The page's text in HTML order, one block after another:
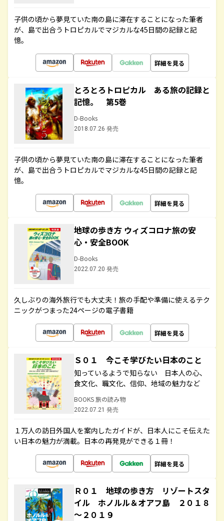
子供の頃から夢見ていた南の島に滞在することになった筆者
が、島で出合うトロピカルでマジカルな45日間の記録と記
憶。
詳細を見る
とろとろトロピカル ある旅の記録と
記憶。 第5巻
D-Books
2018.07.26 発売
子供の頃から夢見ていた南の島に滞在することになった筆者
が、島で出合うトロピカルでマジカルな45日間の記録と記
憶。
詳細を見る
地球の歩き方 ウィズコロナ旅の安
心・安全BOOK
D-Books
2022.07.20 発売
久しぶりの海外旅行でも大丈夫！旅の手配や準備に使えるテク
ニックがつまった24ページの電子書籍
詳細を見る
Ｓ０１ 今こそ学びたい日本のこと
知っているようで知らない 日本人の心、
食文化、職文化、信仰、地域の魅力など
BOOKS 旅の読み物
2022.07.21 発売
１万人の訪日外国人を案内したガイドが、日本人にこそ伝えた
い日本の魅力が満載。日本の再発見ができる１冊！
詳細を見る
Ｒ０１ 地球の歩き方 リゾートスタ
イル ホノルル＆オアフ島 ２０１８
～２０１９